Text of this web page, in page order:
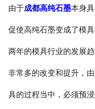
由于成都高纯石墨本身
促使高纯石墨变成了模
两年的模具行业的发展趋
非常多的改变和提升，
具的过程当中，必须预